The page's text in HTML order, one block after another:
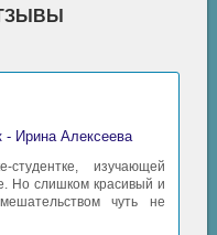
- Ирина Алексеева
изучающей
Но слишком красивый и
чуть не